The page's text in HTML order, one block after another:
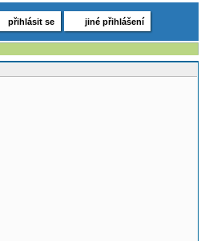
přihlásit se jiné přihlášení